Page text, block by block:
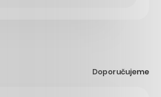
Doporučujeme